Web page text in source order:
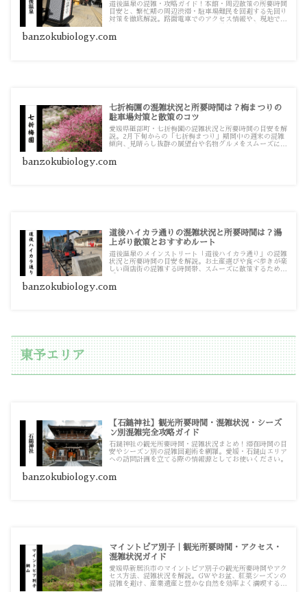
道後温泉の混雑・攻略ガイド！本館・周辺散策の所要時間
目安と、繁忙期の周辺渋滞・駐車場難民を回避する先回り
対策を徹底解説。路面電車でのアクセス情報や、現地で必
います。
banzokubiology.com
七折梅園の混雑状況と所要時間は？梅まつりの
駐車場対策と散策のコツ
愛媛県砥部町・七折梅園の混雑状況と所要時間の目安を解
説。2月下旬からの「七折梅まつり」期間中の週末の混雑
傾向、見晴らし抜群の展望台や名物グルメをスムーズに楽
banzokubiology.com
道後ハイカラ通りの混雑状況と所要時間は？湯
上がり散策とおすすめルート
道後温泉のメインストリート「道後ハイカラ通り」の混雑
状況と所要時間の目安を解説。お土産選びや食べ歩きが楽
しい商店街の混雑する時間帯、スムーズに散策するための
banzokubiology.com
東予エリア
【石鎚神社】観光所要時間・混雑状況・シーズ
ン別混雑完全攻略ガイド
石鎚神社の観光所要時間・混雑状況まとめ！滞在時間の目
安やシーズン別の混雑回避術を網羅。愛媛・石鎚山エリア
への訪問計画を立てる際の情報源としてお使いください。
banzokubiology.com
マイントピア別子｜観光所要時間・アクセス・
混雑状況ガイド
愛媛県新居浜市のマイントピア別子の観光所要時間やアク
セス方法、混雑状況を解説。GWやお盆、紅葉シーズンの
混雑を避け、産業遺産と豊かな自然を効率よく満喫するた